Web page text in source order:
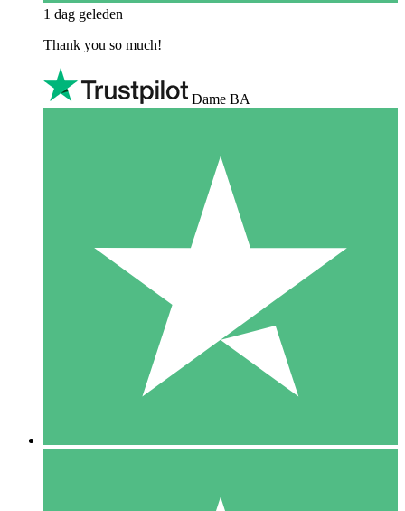
1 dag geleden
Thank you so much!
Dame BA